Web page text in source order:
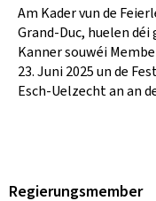
Am Kader vun de
Grand-Duc, huelen
Kanner souwéi
23. Juni 2025 un de
Esch-Uelzecht an an
Regierungsmember